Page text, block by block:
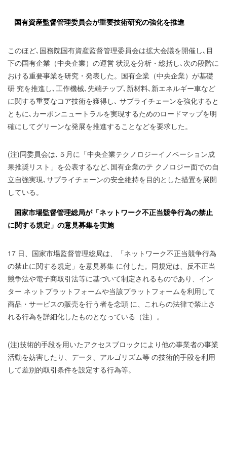
国有資産監督管理委員会が重要技術研究の強化を推進
このほど､国務院国有資産監督管理委員会は拡大会議を開催し､目
下の国有企業（中央企業）の運営 状況を分析・総括し､次の段階に
おける重要事業を研究・発表した。国有企業（中央企業）が基礎
研 究を推進し､工作機械､先端チップ､新材料､新エネルギー車など
に関する重要なコア技術を獲得し､ サプライチェーンを強化すると
ともに､カーボンニュートラルを実現するためのロードマップを明
確にしてグリーンな発展を推進することなどを要求した。
(注)同委員会は､５月に「中央企業テクノロジーイノベーション成
果推奨リスト」を公表するなど､国有企業のテ クノロジー面での自
立自強実現､サプライチェーンの安全維持を目的とした措置を展開
している。
国家市場監督管理総局が「ネットワーク不正当競争行為の禁止
に関する規定」の意見募集を実施
17 日、国家市場監督管理総局は、「ネットワーク不正当競争行為
の禁止に関する規定」を意見募集 に付した。同規定は、反不正当
競争法や電子商取引法等に基づいて制定されるものであり、イン
ター ネットプラットフォームや当該プラットフォームを利用して
商品・サービスの販売を行う者を念頭 に、これらの法律で禁止さ
れる行為を詳細化したものとなっている（注）。
(注)技術的手段を用いたアクセスブロックにより他の事業者の事業
活動を妨害したり、データ、アルゴリズム等 の技術的手段を利用
して差別的取引条件を設定する行為等。